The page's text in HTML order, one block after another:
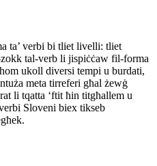
ta’ verbi bi tliet livelli: tliet
tal-verb li jispiċċaw fil-forma
ukoll diversi tempi u burdati,
meta tirreferi għal żewġ
li tqatta ‘ftit ħin titgħallem u
Sloveni biex tikseb